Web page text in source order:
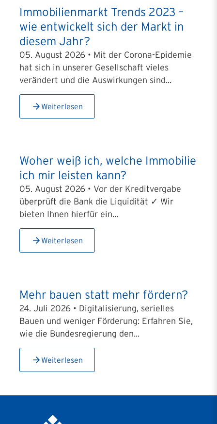
Immobilienmarkt Trends 2023 –
wie entwickelt sich der Markt in
diesem Jahr?
05. August 2026 • Mit der Corona-Epidemie
hat sich in unserer Gesellschaft vieles
verändert und die Auswirkungen sind...
Weiterlesen
Woher weiß ich, welche Immobilie
ich mir leisten kann?
05. August 2026 • Vor der Kreditvergabe
überprüft die Bank die Liquidität ✓ Wir
bieten Ihnen hierfür ein...
Weiterlesen
Mehr bauen statt mehr fördern?
24. Juli 2026 • Digitalisierung, serielles
Bauen und weniger Förderung: Erfahren Sie,
wie die Bundesregierung den...
Weiterlesen